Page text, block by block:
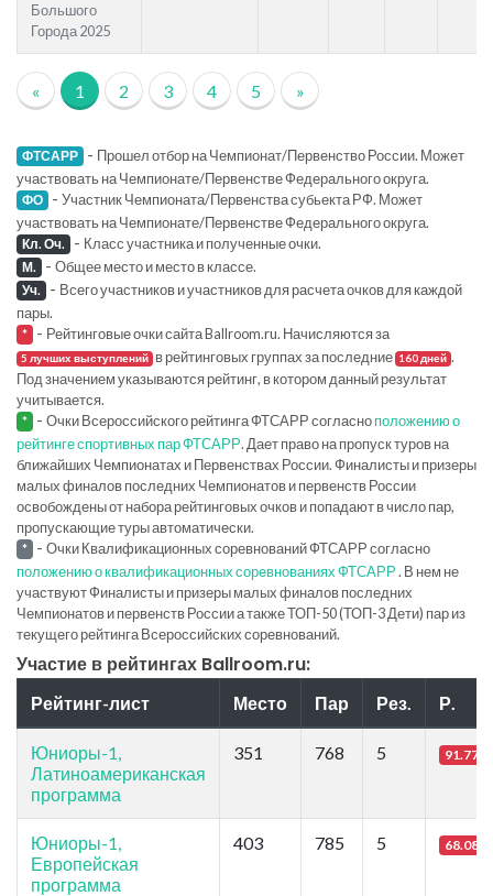
Большого
Города 2025
« 1 2 3 4 5 »
ФТСАРР - Прошел отбор на Чемпионат/Первенство России. Может
участвовать на Чемпионате/Первенстве Федерального округа.
ФО - Участник Чемпионата/Первенства субьекта РФ. Может
участвовать на Чемпионате/Первенстве Федерального округа.
Кл. Оч. - Класс участника и полученные очки.
М. - Общее место и место в классе.
Уч. - Всего участников и участников для расчета очков для каждой
пары.
* - Рейтинговые очки сайта Ballroom.ru. Начисляются за
5 лучших выступлений в рейтинговых группах за последние 160 дней .
Под значением указываются рейтинг, в котором данный результат
учитывается.
* - Очки Всероссийского рейтинга ФТСАРР согласноположению о
рейтинге спортивных пар ФТСАРР. Дает право на пропуск туров на
ближайших Чемпионатах и Первенствах России. Финалисты и призеры
малых финалов последних Чемпионатов и первенств России
освобождены от набора рейтинговых очков и попадают в число пар,
пропускающие туры автоматически.
* - Очки Квалификационных соревнований ФТСАРР согласно
положению о квалификационных соревнованиях ФТСАРР. В нем не
участвуют Финалисты и призеры малых финалов последних
Чемпионатов и первенств России а также ТОП-50 (ТОП-3 Дети) пар из
текущего рейтинга Всероссийских соревнований.
Участие в рейтингах Ballroom.ru:
Рейтинг-лист Место Пар Рез. Р.
Юниоры-1,
Латиноамериканская
программа
351 768 5 91.77
Юниоры-1,
Европейская
программа
403 785 5 68.08